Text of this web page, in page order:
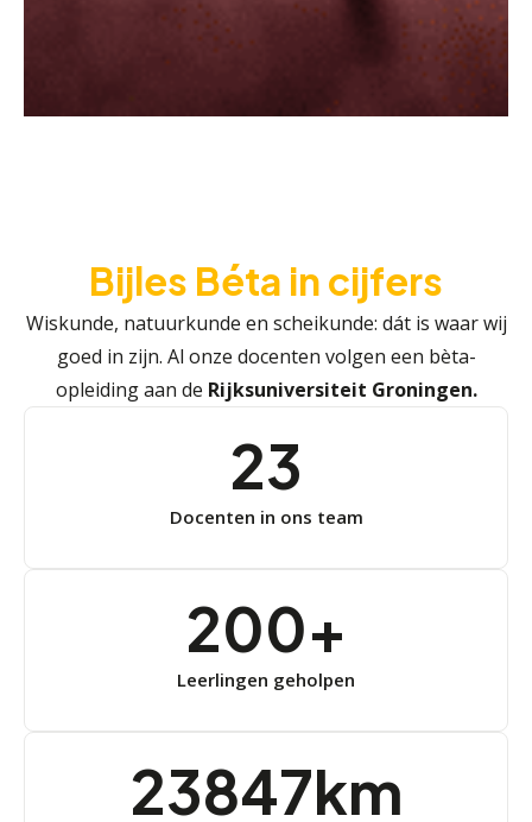
Bijles Béta in cijfers
Wiskunde, natuurkunde en scheikunde: dát is waar wij
goed in zijn. Al onze docenten volgen een bèta-
opleiding aan de Rijksuniversiteit Groningen.
Docenten in ons team
23
Leerlingen geholpen
200+
25000km